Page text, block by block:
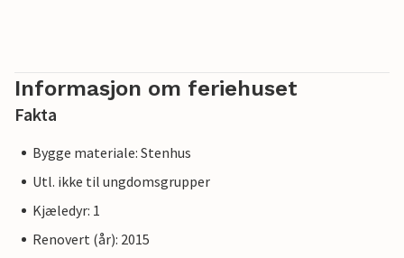
Informasjon om feriehuset
Fakta
Bygge materiale: Stenhus
Utl. ikke til ungdomsgrupper
Kjæledyr: 1
Renovert (år): 2015